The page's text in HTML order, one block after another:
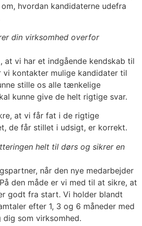
hvordan kandidaterne udefra
din virksomhed overfor
at vi har et indgående kendskab til
vi kontakter mulige kandidater til
stille os alle tænkelige
kunne give de helt rigtige svar.
at vi får fat i de rigtige
de får stillet i udsigt, er korrekt.
helt til dørs og sikrer en
når den nye medarbejder
den måde er vi med til at sikre, at
godt fra start. Vi holder blandt
efter 1, 3 og 6 måneder med
dig som virksomhed.